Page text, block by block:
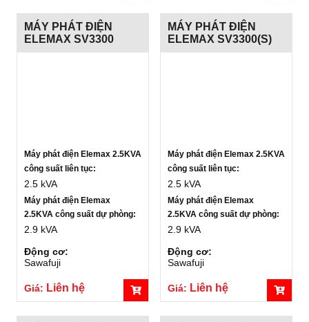
MÁY PHÁT ĐIỆN
ELEMAX SV3300
Máy phát điện Elemax 2.5KVA
công suất liên tục:
2.5 kVA
Máy phát điện Elemax
2.5KVA công suất dự phòng:
2.9 kVA
Động cơ:
Sawafuji
Giá: Liên hệ
MÁY PHÁT ĐIỆN
ELEMAX SV3300(S)
Máy phát điện Elemax 2.5KVA
công suất liên tục:
2.5 kVA
Máy phát điện Elemax
2.5KVA công suất dự phòng:
2.9 kVA
Động cơ:
Sawafuji
Giá: Liên hệ